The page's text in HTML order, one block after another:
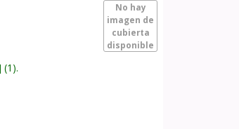
No hay
imagen de
cubierta
disponible
(1).